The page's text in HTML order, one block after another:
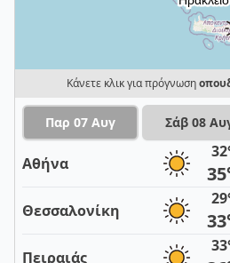
Κάνετε κλικ για πρόγνωση
Παρ 07 Αυγ Σάβ 08
Αθήνα
Θεσσαλονίκη
Πειραιάς